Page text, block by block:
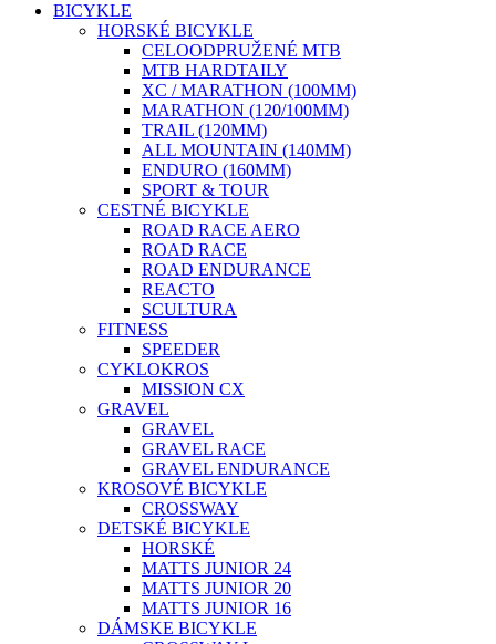
BICYKLE
HORSKÉ BICYKLE
CELOODPRUŽENÉ MTB
MTB HARDTAILY
XC / MARATHON (100MM)
MARATHON (120/100MM)
TRAIL (120MM)
ALL MOUNTAIN (140MM)
ENDURO (160MM)
SPORT & TOUR
CESTNÉ BICYKLE
ROAD RACE AERO
ROAD RACE
ROAD ENDURANCE
REACTO
SCULTURA
FITNESS
SPEEDER
CYKLOKROS
MISSION CX
GRAVEL
GRAVEL
GRAVEL RACE
GRAVEL ENDURANCE
KROSOVÉ BICYKLE
CROSSWAY
DETSKÉ BICYKLE
HORSKÉ
MATTS JUNIOR 24
MATTS JUNIOR 20
MATTS JUNIOR 16
DÁMSKE BICYKLE